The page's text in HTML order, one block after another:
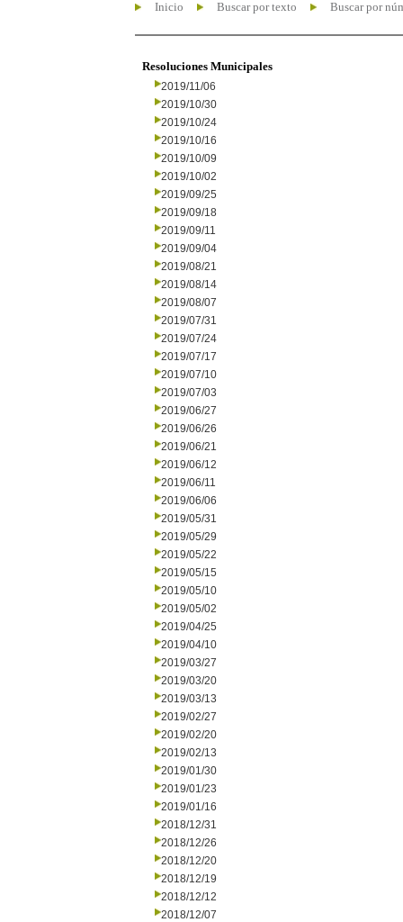
Inicio Buscar por texto Buscar por
Resoluciones Municipales
2019/11/06
2019/10/30
2019/10/24
2019/10/16
2019/10/09
2019/10/02
2019/09/25
2019/09/18
2019/09/11
2019/09/04
2019/08/21
2019/08/14
2019/08/07
2019/07/31
2019/07/24
2019/07/17
2019/07/10
2019/07/03
2019/06/27
2019/06/26
2019/06/21
2019/06/12
2019/06/11
2019/06/06
2019/05/31
2019/05/29
2019/05/22
2019/05/15
2019/05/10
2019/05/02
2019/04/25
2019/04/10
2019/03/27
2019/03/20
2019/03/13
2019/02/27
2019/02/20
2019/02/13
2019/01/30
2019/01/23
2019/01/16
2018/12/31
2018/12/26
2018/12/20
2018/12/19
2018/12/12
2018/12/07